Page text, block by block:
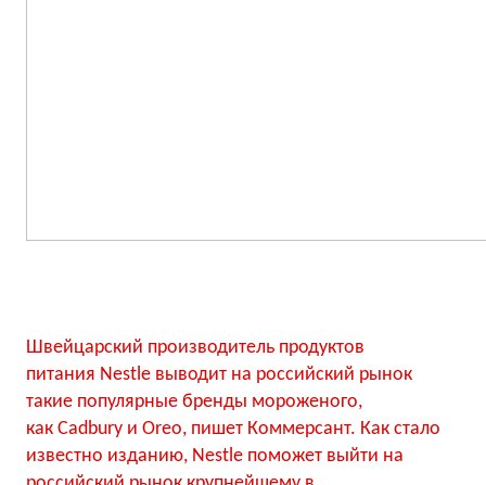
Швейцарский производитель продуктов
питания Nestle выводит на российский рынок
такие популярные бренды мороженого,
как Cadbury и Oreo, пишет Коммерсант. Как стало
известно изданию, Nestle поможет выйти на